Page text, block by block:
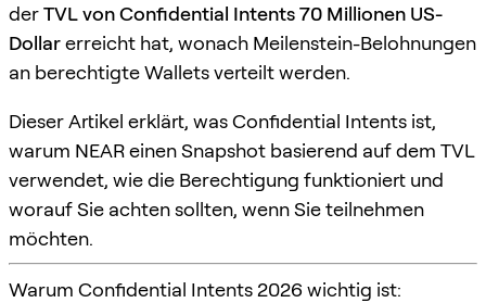
derTVL von Confidential Intents70 Millionen US-
Dollarerreicht hat, wonach Meilenstein-Belohnungen
an berechtigte Wallets verteilt werden.
Dieser Artikel erklärt, was Confidential Intents ist,
warum NEAR einen Snapshot basierend auf dem TVL
verwendet, wie die Berechtigung funktioniert und
worauf Sie achten sollten, wenn Sie teilnehmen
möchten.
Warum Confidential Intents 2026 wichtig ist: